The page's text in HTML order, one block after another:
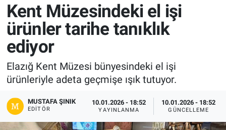
Kent Müzesindeki el işi
ürünler tarihe tanıklık
ediyor
Elazığ Kent Müzesi bünyesindeki el işi
ürünleriyle adeta geçmişe ışık tutuyor.
MUSTAFA ŞINIK
EDITÖR
10.01.2026 - 18:52
YAYINLANMA
10.01.2026 - 18:52
GÜNCELLEME
Eğitim
Ekonomi
Genel
Gündem
Kültür-Sanat
Son Dakika Haberleri
Haber Arşivi